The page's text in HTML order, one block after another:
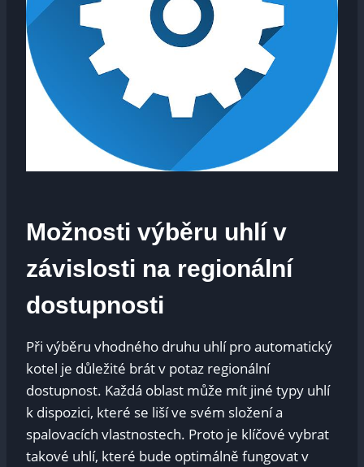
Možnosti výběru uhlí‌ v
závislosti na regionální
dostupnosti
Při výběru vhodného druhu uhlí pro automatický
kotel je ‌důležité​ brát v potaz ⁢regionální
dostupnost. Každá oblast může mít jiné typy​ uhlí
k‌ dispozici, které se liší ​ve svém složení a
spalovacích vlastnostech.‌ Proto je ⁣klíčové vybrat
takové uhlí, které bude optimálně ​fungovat⁢ v